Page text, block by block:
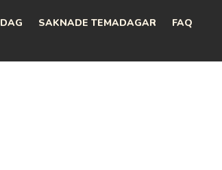
SAKNADE TEMADAGAR
FAQ